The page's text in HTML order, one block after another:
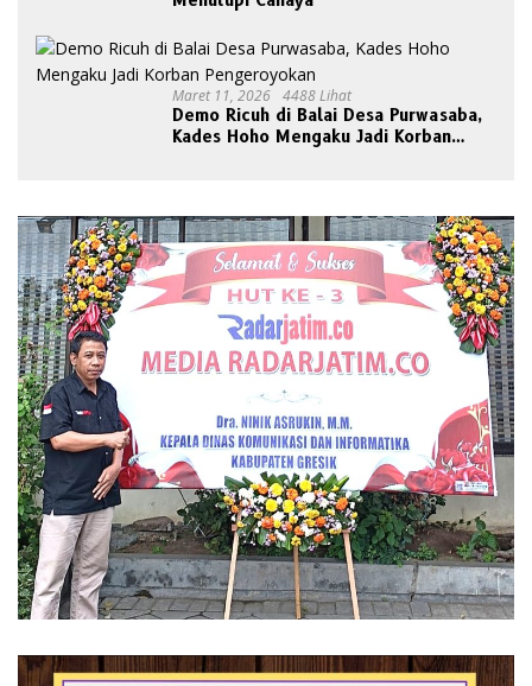
Maret 11, 2026 4488 Lihat
Demo Ricuh di Balai Desa Purwasaba,
Kades Hoho Mengaku Jadi Korban